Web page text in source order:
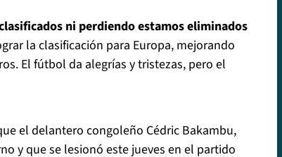
ni perdiendo estamos eliminados
la clasificación para Europa, mejorando
El fútbol da alegrías y tristezas, pero el
el delantero congoleño Cédric Bakambu,
y que se lesionó este jueves en el partido